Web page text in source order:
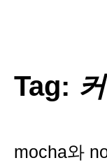
Tag:
mocha와